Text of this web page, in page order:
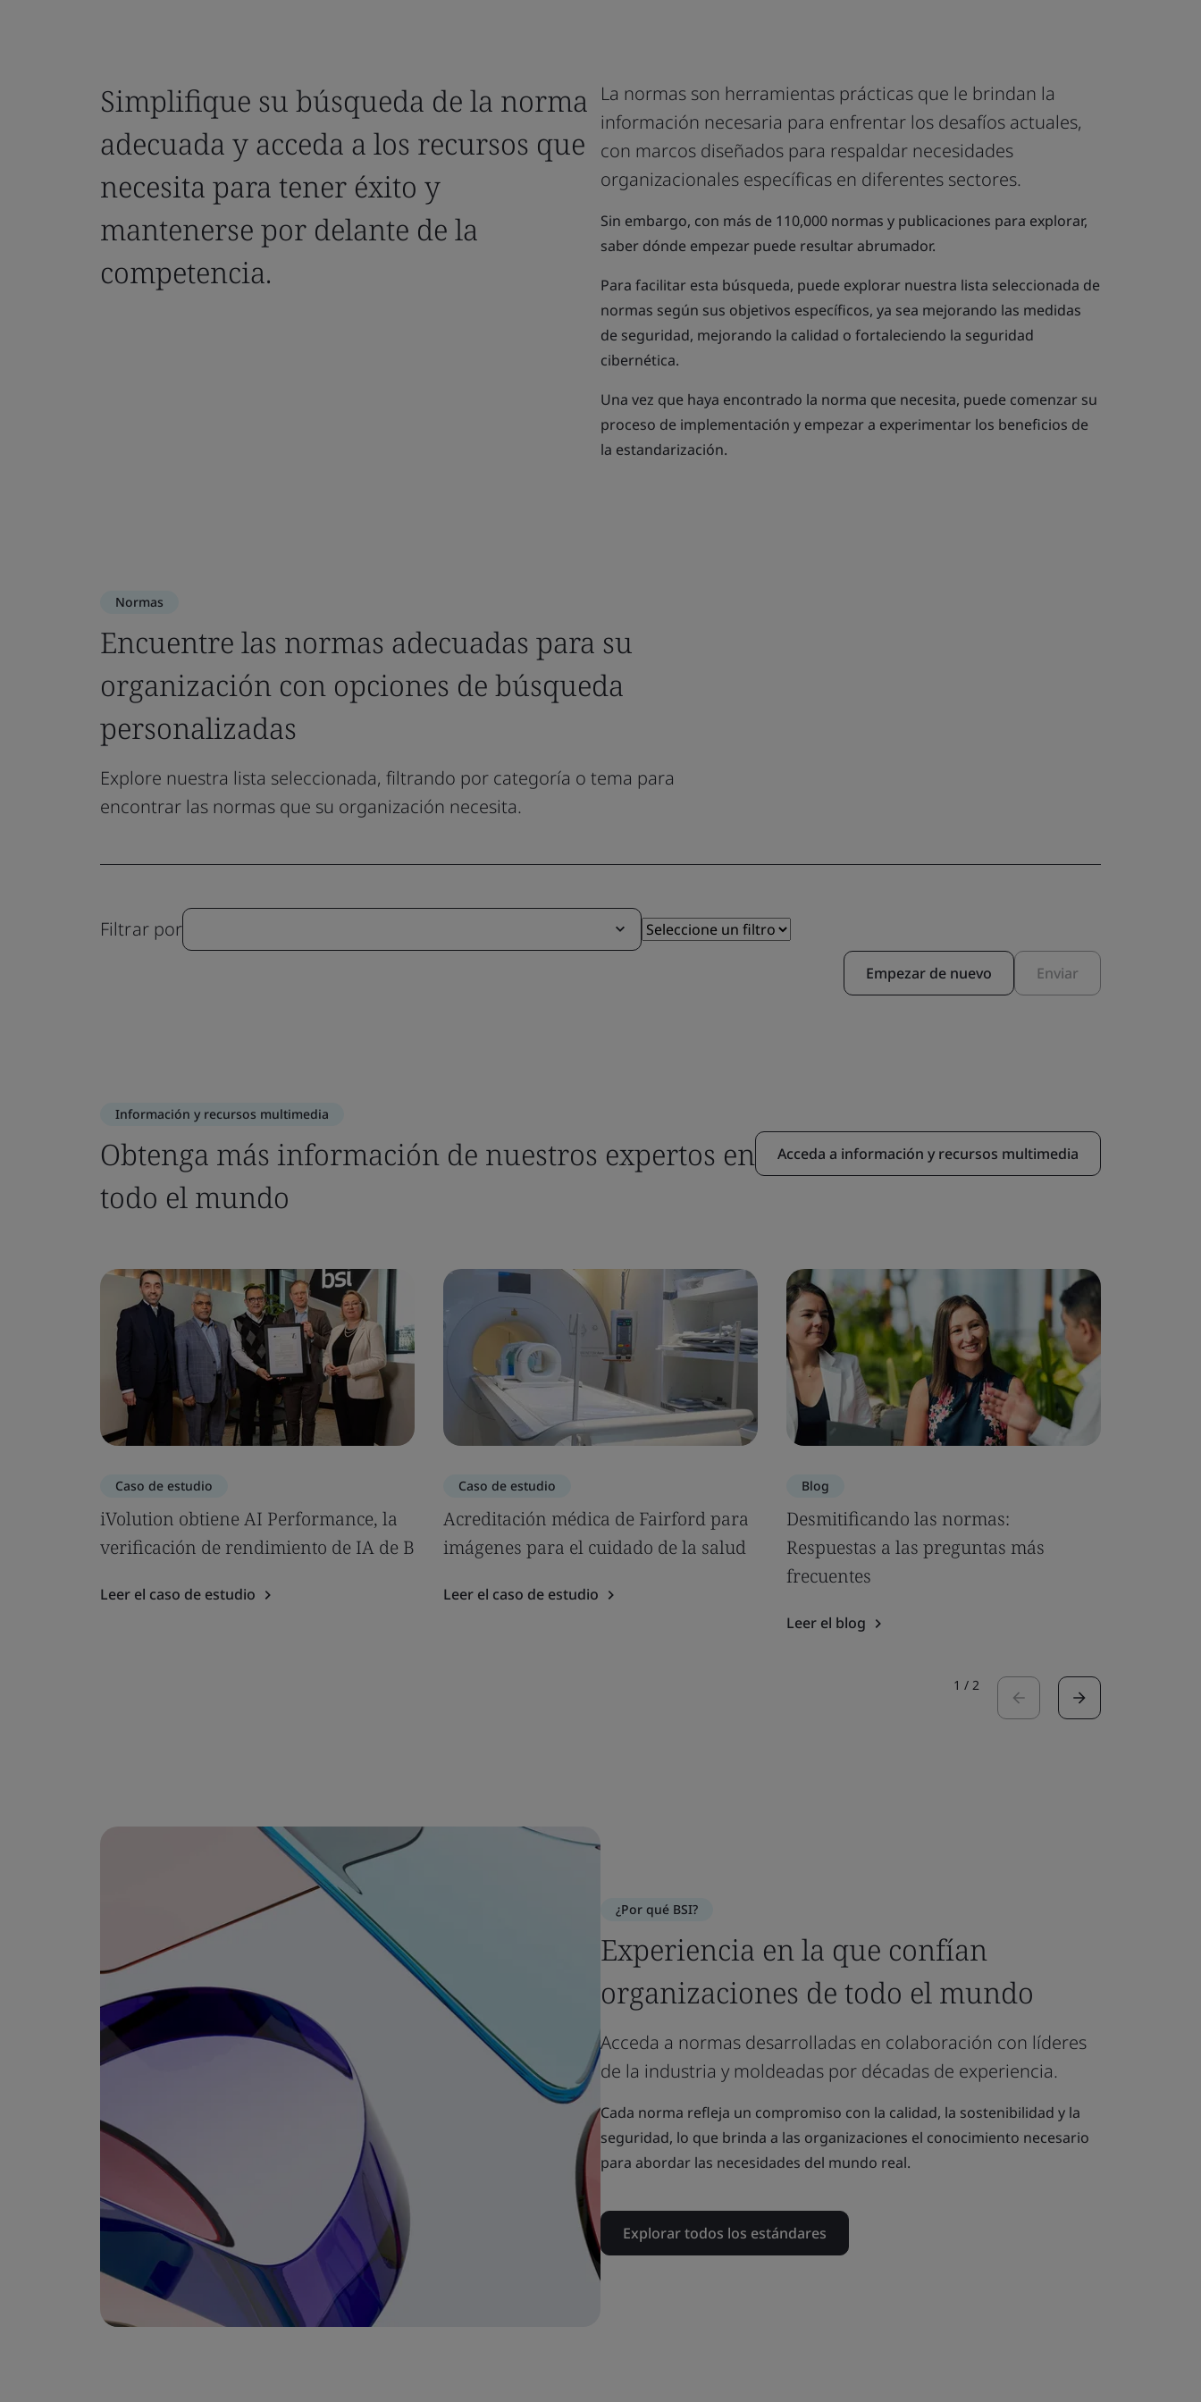
Simplifique su búsqueda de la norma
adecuada y acceda a los recursos que
necesita para tener éxito y
mantenerse por delante de la
competencia.
La normas son herramientas prácticas que le brindan la
información necesaria para enfrentar los desafíos actuales,
con marcos diseñados para respaldar necesidades
organizacionales específicas en diferentes sectores.
Sin embargo, con más de 110,000 normas y publicaciones para explorar,
saber dónde empezar puede resultar abrumador.
Para facilitar esta búsqueda, puede explorar nuestra lista seleccionada de
normas según sus objetivos específicos, ya sea mejorando las medidas
de seguridad, mejorando la calidad o fortaleciendo la seguridad
cibernética.
Una vez que haya encontrado la norma que necesita, puede comenzar su
proceso de implementación y empezar a experimentar los beneficios de
la estandarización.
Normas
Encuentre las normas adecuadas para su
organización con opciones de búsqueda
personalizadas
Explore nuestra lista seleccionada, filtrando por categoría o tema para
encontrar las normas que su organización necesita.
Filtrar por
Empezar de nuevo Enviar
Información y recursos multimedia
Obtenga más información de nuestros expertos en
todo el mundo
Acceda a información y recursos multimedia
Caso de estudio
iVolution obtiene AI Performance, la
verificación de rendimiento de IA de B
Leer el caso de estudio
Caso de estudio
Acreditación médica de Fairford para
imágenes para el cuidado de la salud
Leer el caso de estudio
Blog
Desmitificando las normas:
Respuestas a las preguntas más
frecuentes
Leer el blog
1 / 2
¿Por qué BSI?
Experiencia en la que confían
organizaciones de todo el mundo
Acceda a normas desarrolladas en colaboración con líderes
de la industria y moldeadas por décadas de experiencia.
Cada norma refleja un compromiso con la calidad, la sostenibilidad y la
seguridad, lo que brinda a las organizaciones el conocimiento necesario
para abordar las necesidades del mundo real.
Explorar todos los estándares